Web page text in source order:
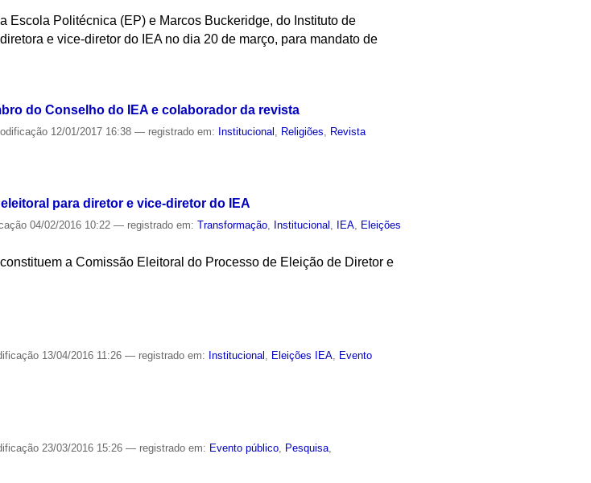
Escola Politécnica (EP) e Marcos Buckeridge, do Instituto de
e vice-diretor do IEA no dia 20 de março, para mandato de
do Conselho do IEA e colaborador da revista
12/01/2017 16:38— registrado em: Institucional , Religiões, Revista
para diretor e vice-diretor do IEA
04/02/2016 10:22— registrado em:Transformação Institucional IEA
Eleições
a Comissão Eleitoral do Processo de Eleição de Diretor e
13/04/2016 11:26— registrado em: Institucional Eleições IEA Evento
23/03/2016 15:26— registrado em: Evento público, Pesquisa,